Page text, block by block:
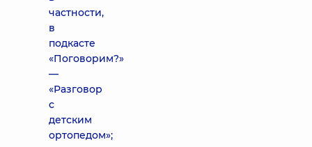
частности,
в
подкасте
«Поговорим?»
—
«Разговор
с
детским
ортопедом»;